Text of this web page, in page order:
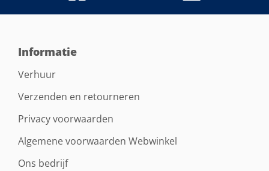
Informatie
Verhuur
Verzenden en retourneren
Privacy voorwaarden
Algemene voorwaarden Webwinkel
Ons bedrijf